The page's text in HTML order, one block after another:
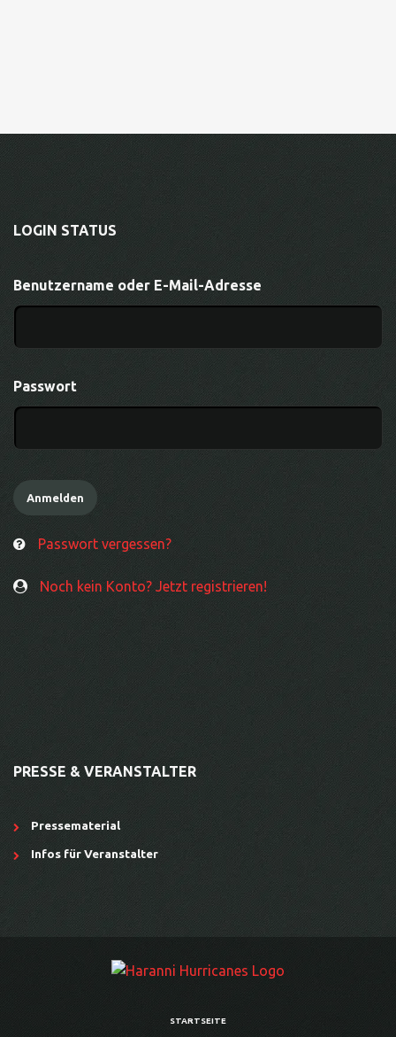
LOGIN STATUS
Benutzername oder E-Mail-Adresse
Passwort
Passwort vergessen?
Noch kein Konto? Jetzt registrieren!
PRESSE & VERANSTALTER
Pressematerial
Infos für Veranstalter
STARTSEITE